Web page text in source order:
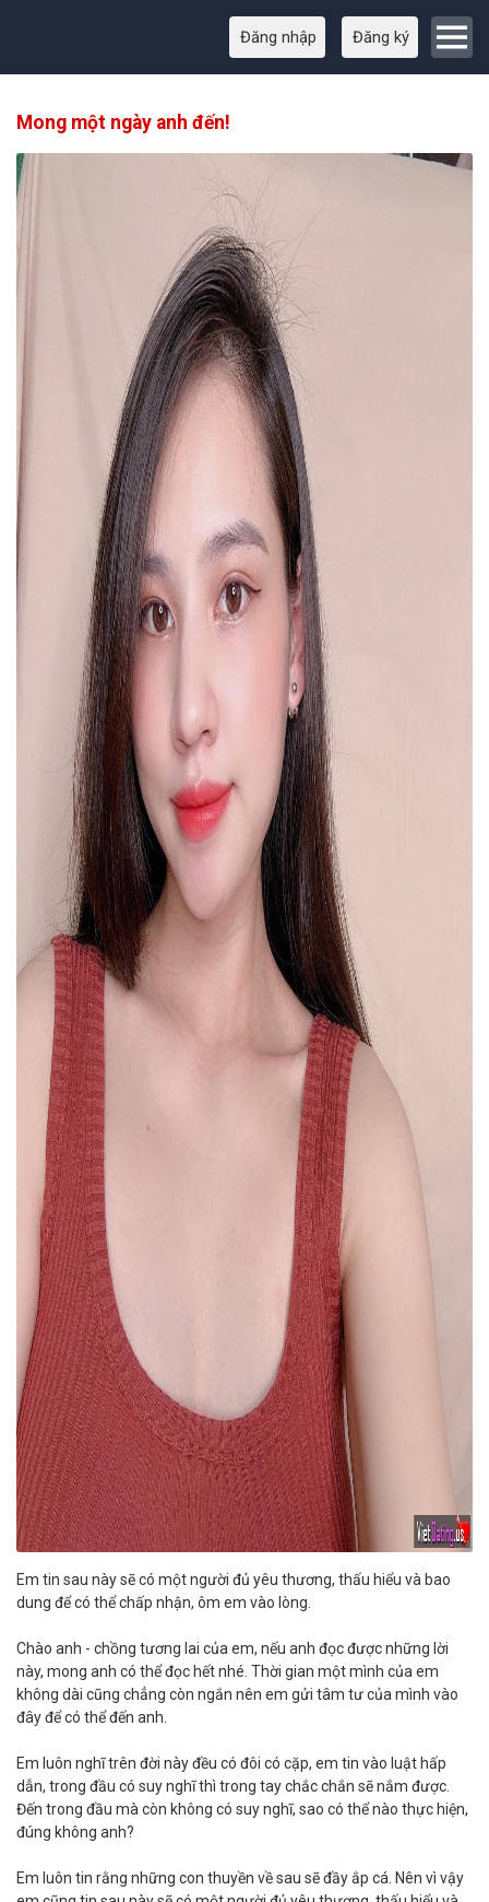
Đăng nhập Đăng ký
Mong một ngày anh đến!
Em tin sau này sẽ có một người đủ yêu thương, thấu hiểu và bao
dung để có thể chấp nhận, ôm em vào lòng.
Chào anh - chồng tương lai của em, nếu anh đọc được những lời
này, mong anh có thể đọc hết nhé. Thời gian một mình của em
không dài cũng chẳng còn ngắn nên em gửi tâm tư của mình vào
đây để có thể đến anh.
Em luôn nghĩ trên đời này đều có đôi có cặp, em tin vào luật hấp
dẫn, trong đầu có suy nghĩ thì trong tay chắc chắn sẽ nắm được.
Đến trong đầu mà còn không có suy nghĩ, sao có thể nào thực hiện,
đúng không anh?
Em luôn tin rằng những con thuyền về sau sẽ đầy ắp cá. Nên vì vậy